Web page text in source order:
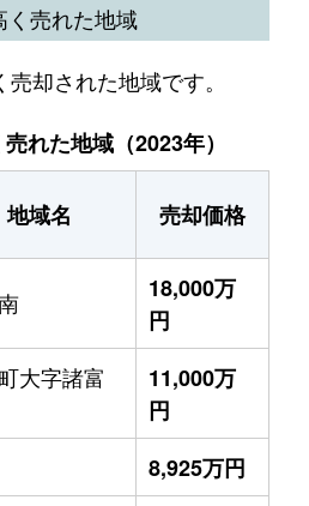
く売れた地域
却された地域です。
れた地域（2023年）
地域名 売却価格
18,000万
円
大字諸富
11,000万
円
8,925万円